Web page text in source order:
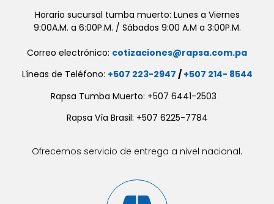
Horario sucursal tumba muerto: Lunes a Viernes
9:00A.M. a 6:00P.M. / Sábados 9:00 A.M a 3:00P.M.
Correo electrónico: cotizaciones@rapsa.com.pa
Líneas de Teléfono: +507 223-2947 / +507 214- 8544
Rapsa Tumba Muerto: +507 6441-2503
Rapsa Vía Brasil: +507 6225-7784
Ofrecemos servicio de entrega a nivel nacional.